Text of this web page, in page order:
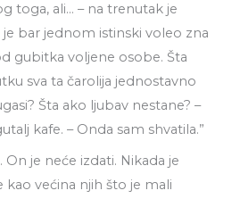
toga, ali… – na trenutak je
je bar jednom istinski voleo zna
gubitka voljene osobe. Šta
sva ta čarolija jednostavno
Šta ako ljubav nestane? –
kafe. – Onda sam shvatila.”
je neće izdati. Nikada je
kao većina njih što je mali